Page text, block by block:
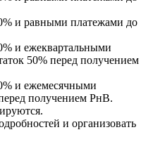
и равными платежами до
и ежеквартальными
50% перед получением
и ежемесячными
получением РнВ.
и организовать